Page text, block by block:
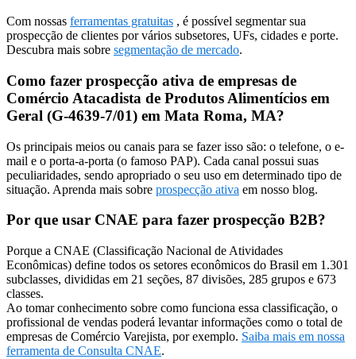
Com nossas ferramentas gratuitas , é possível segmentar sua
prospecção de clientes por vários subsetores, UFs, cidades e porte.
Descubra mais sobre segmentação de mercado.
Como fazer prospecção ativa de empresas de
Comércio Atacadista de Produtos Alimentícios em
Geral (G-4639-7/01) em Mata Roma, MA?
Os principais meios ou canais para se fazer isso são: o telefone, o e-
mail e o porta-a-porta (o famoso PAP). Cada canal possui suas
peculiaridades, sendo apropriado o seu uso em determinado tipo de
situação. Aprenda mais sobre prospecção ativa em nosso blog.
Por que usar CNAE para fazer prospecção B2B?
Porque a CNAE (Classificação Nacional de Atividades
Econômicas) define todos os setores econômicos do Brasil em 1.301
subclasses, divididas em 21 seções, 87 divisões, 285 grupos e 673
classes.
Ao tomar conhecimento sobre como funciona essa classificação, o
profissional de vendas poderá levantar informações como o total de
empresas de Comércio Varejista, por exemplo. Saiba mais em nossa
ferramenta de Consulta CNAE.